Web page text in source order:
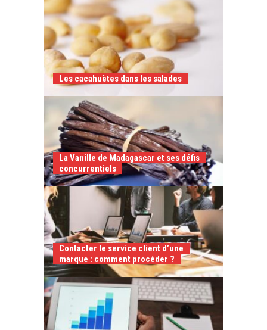
Les cacahuètes dans les salades
La Vanille de Madagascar et ses défis
concurrentiels
Contacter le service client d’une
marque : comment procéder ?